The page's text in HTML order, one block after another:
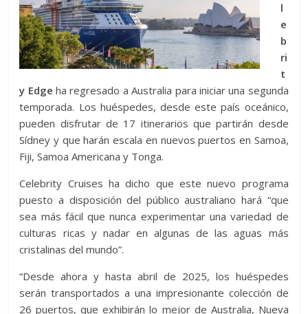
l
e
b
ri
t
y Edgeha regresado a Australia para iniciar una segunda
temporada. Los huéspedes, desde este país oceánico,
pueden disfrutar de 17 itinerarios que partirán desde
Sídney y que harán escala en nuevos puertos en Samoa,
Fiji, Samoa Americana y Tonga.
Celebrity Cruises ha dicho que este nuevo programa
puesto a disposición del público australiano hará “que
sea más fácil que nunca experimentar una variedad de
culturas ricas y nadar en algunas de las aguas más
cristalinas del mundo”.
“Desde ahora y hasta abril de 2025, los huéspedes
serán transportados a una impresionante colección de
26 puertos, que exhibirán lo mejor de Australia, Nueva